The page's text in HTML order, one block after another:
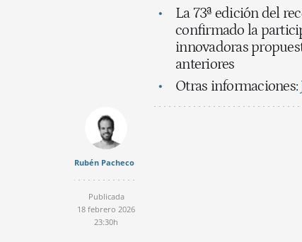
La 73ª edición del
confirmado la
innovadoras
anteriores
Otras informaciones:
Rubén Pacheco
Publicada
18 febrero 2026
23:30h